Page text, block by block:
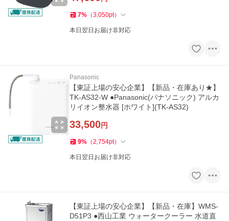
7% （3,050pt）
本日翌日お届け非対応
Panasonic
【東証上場の安心企業】【新品・在庫あり★】
TK-AS32-W ●Panasonic(パナソニック) アルカ
リイオン整水器 [ホワイト](TK-AS32)
33,500円
9% （2,754pt）
本日翌日お届け非対応
【東証上場の安心企業】【新品・在庫】WMS-
D51P3 ●西山工業 ウォータークーラー 水道直